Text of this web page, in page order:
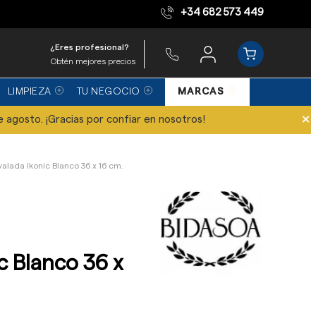
Equipo de expertos +34 682 573 449
¿Eres profesional?
Obtén mejores precios
LIMPIEZA TU NEGOCIO MARCAS
agosto. ¡Gracias por confiar en nosotros! ×
Ikonic Blanco 36 x 16 cm.
Blanco 36 x